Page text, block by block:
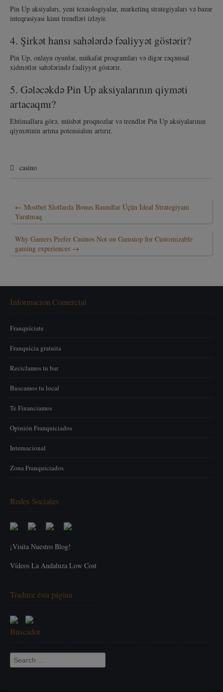
Pin Up aksiyaları, yeni texnologiyalar, marketinq strategiyaları və bazar
inteqrasiyası kimi trendləri izləyir.
4. Şirkət hansı sahələrdə fəaliyyət göstərir?
Pin Up, onlayn oyunlar, mükafat proqramları və digər rəqəmsal
xidmətlər sahələrində fəaliyyət göstərir.
5. Gələcəkdə Pin Up aksiyalarının qiyməti
artacaqmı?
Ehtimallara görə, müsbət proqnozlar və trendlər Pin Up aksiyalarının
qiymətinin artma potensialını artırır.
casino
← Mostbet Slotlarda Bonus Raundlar Üçün İdeal Strategiyanı
Yaratmaq
Why Gamers Prefer Casinos Not on Gamstop for Customizable
gaming experiences →
Información Comercial
Franquíciate
Franquicia gratuita
Reciclamos tu bar
Buscamos tu local
Te Financiamos
Opinión Franquiciados
Internacional
Zona Franquiciados
Redes Sociales
¡Visita Nuestro Blog!
Vídeos La Andaluza Low Cost
Traduce ésta página
Buscador
Search for: